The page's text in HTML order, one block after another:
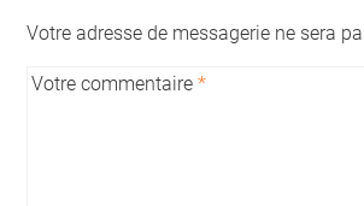
Votre adresse de messagerie ne sera
Votre commentaire *